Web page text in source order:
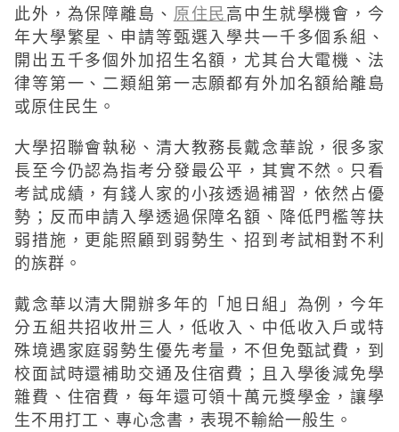
此外，為保障離島、 原住民高中生就學機會，今
年大學繁星、申請等甄選入學共一千多個系組、
開出五千多個外加招生名額，尤其台大電機、法
律等第一、二類組第一志願都有外加名額給離島
或原住民生。
大學招聯會執秘、清大教務長戴念華說，很多家
長至今仍認為指考分發最公平，其實不然。只看
考試成績，有錢人家的小孩透過補習，依然占優
勢；反而申請入學透過保障名額、降低門檻等扶
弱措施，更能照顧到弱勢生、招到考試相對不利
的族群。
戴念華以清大開辦多年的「旭日組」為例，今年
分五組共招收卅三人，低收入、中低收入戶或特
殊境遇家庭弱勢生優先考量，不但免甄試費，到
校面試時還補助交通及住宿費；且入學後減免學
雜費、住宿費，每年還可領十萬元獎學金，讓學
生不用打工、專心念書，表現不輸給一般生。